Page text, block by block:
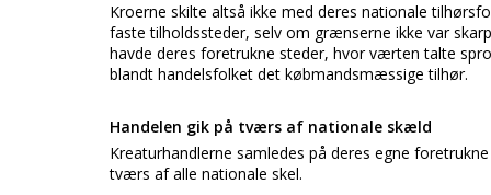
Kroerne skilte altså ikke med deres nationale
faste tilholdssteder, selv om grænserne ikke var
havde deres foretrukne steder, hvor værten talte
blandt handelsfolket det købmandsmæssige tilhør.
Handelen gik på tværs af nationale skæld
Kreaturhandlerne samledes på deres egne
tværs af alle nationale skel.